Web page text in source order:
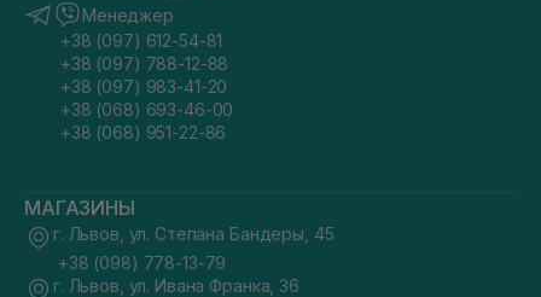
Менеджер
+38 (097) 612-54-81
+38 (097) 788-12-88
+38 (097) 983-41-20
+38 (068) 693-46-00
+38 (068) 951-22-86
МАГАЗИНЫ
г. Львов, ул. Степана Бандеры, 45
+38 (098) 778-13-79
г. Львов, ул. Ивана Франка, 36